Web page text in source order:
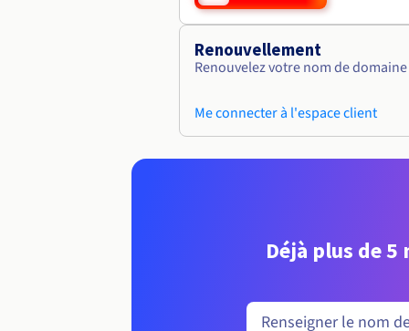
Renouvellement
Renouvelez votre nom de
Me connecter à l'espace client
Déjà plus de